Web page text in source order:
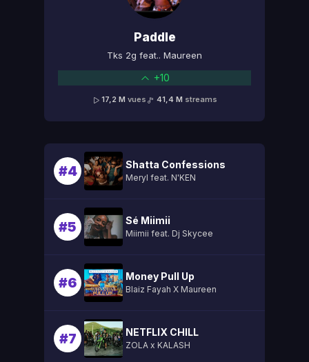
Paddle
Tks 2g feat.. Maureen
+10
17,2 M vues 41,4 M streams
#4 Shatta Confessions
Meryl feat. N'KEN
#5 Sé Miimii
Miimii feat. Dj Skycee
#6 Money Pull Up
Blaiz Fayah X Maureen
#7 NETFLIX CHILL
ZOLA x KALASH